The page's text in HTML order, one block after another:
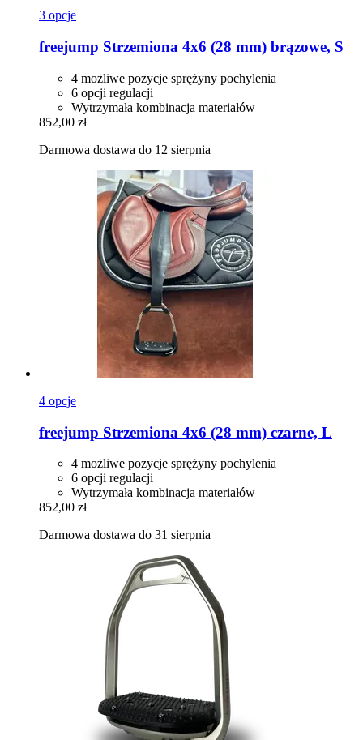
3 opcje
freejump Strzemiona 4x6 (28 mm) brązowe, S
4 możliwe pozycje sprężyny pochylenia
6 opcji regulacji
Wytrzymała kombinacja materiałów
852,00 zł
Darmowa dostawa do 12 sierpnia
4 opcje
freejump Strzemiona 4x6 (28 mm) czarne, L
4 możliwe pozycje sprężyny pochylenia
6 opcji regulacji
Wytrzymała kombinacja materiałów
852,00 zł
Darmowa dostawa do 31 sierpnia